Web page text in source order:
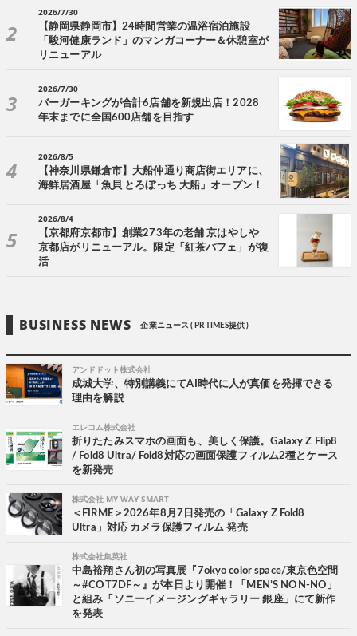
2026/7/30
【静岡県静岡市】24時間営業の温浴宿泊施設
「駿河健康ランド」のマンガコーナー＆休憩室が
リニューアル
2026/7/30
バーガーキングが合計6店舗を新規出店！2028
年末までに全国600店舗を目指す
2026/8/5
【神奈川県鎌倉市】大船仲通り商店街エリアに、
海鮮居酒屋「魚貝 とろぼっち 大船」オープン！
2026/8/4
【京都府京都市】創業273年の老舗 京はやしや
京都店がリニューアル。限定「紅茶パフェ」が復
活
BUSINESS NEWS 企業ニュース ( PR TIMES提供 )
アンドドット株式会社
成城大学、特別講義にてAI時代に人が真価を発揮できる
理由を解説
エレコム株式会社
折りたたみスマホの画面も、美しく保護。Galaxy Z Flip8
/ Fold8 Ultra/ Fold8対応の画面保護フィルム2種とケース
を新発売
株式会社 MY WAY SMART
＜FIRME＞2026年8月7日発売の「Galaxy Z Fold8
Ultra」対応 カメラ保護フィルム 発売
株式会社集英社
中島裕翔さん初の写真展『7okyo color space/東京色空間
～#COT7DF～』が本日より開催！「MEN’S NON-NO」
と組み「ソニーイメージングギャラリー 銀座」にて新作
を発表